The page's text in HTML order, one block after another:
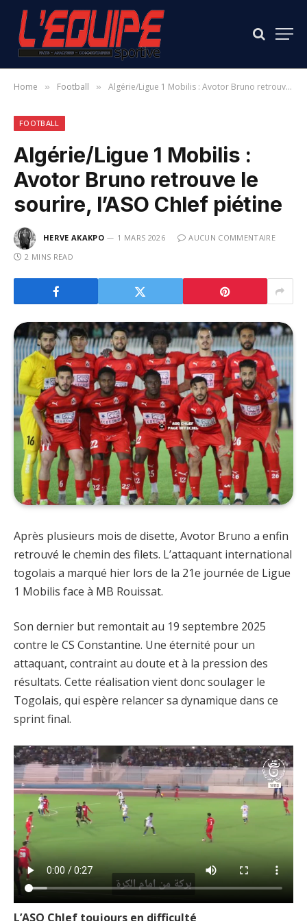
Home » Football » Algérie/Ligue 1 Mobilis : Avotor Bruno retrouve le sourire, l’ASO Chlef piétine
FOOTBALL
Algérie/Ligue 1 Mobilis :
Avotor Bruno retrouve le
sourire, l’ASO Chlef piétine
HERVE AKAKPO 1 MARS 2026
AUCUN COMMENTAIRE
2 MINS READ
Après plusieurs mois de disette, Avotor Bruno a enfin
retrouvé le chemin des filets. L’attaquant international
togolais a marqué hier lors de la 21e journée de Ligue
1 Mobilis face à MB Rouissat.
Son dernier but remontait au 19 septembre 2025
contre le CS Constantine. Une éternité pour un
attaquant, contraint au doute et à la pression des
résultats. Cette réalisation vient donc soulager le
Togolais, qui espère relancer sa dynamique dans ce
sprint final.
L’ASO Chlef toujours en difficulté